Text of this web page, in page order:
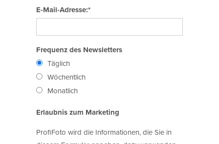
E-Mail-Adresse:*
Frequenz des Newsletters
Täglich
Wöchentlich
Monatlich
Erlaubnis zum Marketing
ProfiFoto wird die Informationen, die Sie in